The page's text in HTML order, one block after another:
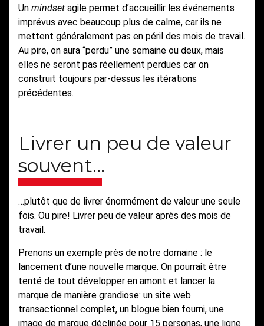
Un mindset agile permet d’accueillir les événements
imprévus avec beaucoup plus de calme, car ils ne
mettent généralement pas en péril des mois de travail.
Au pire, on aura “perdu” une semaine ou deux, mais
elles ne seront pas réellement perdues car on
construit toujours par-dessus les itérations
précédentes.
Livrer un peu de valeur
souvent…
…plutôt que de livrer énormément de valeur une seule
fois. Ou pire! Livrer peu de valeur après des mois de
travail.
Prenons un exemple près de notre domaine : le
lancement d’une nouvelle marque. On pourrait être
tenté de tout développer en amont et lancer la
marque de manière grandiose: un site web
transactionnel complet, un blogue bien fourni, une
image de marque déclinée pour 15 personas, une ligne